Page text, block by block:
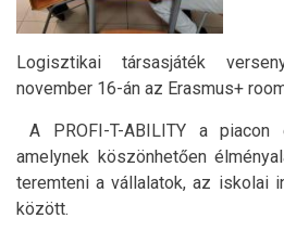
Logisztikai társasjáték
november 16-án az Erasmus+
A PROFI-T-ABILITY a piacon
amelynek köszönhetően
teremteni a vállalatok, az iskolai
között.